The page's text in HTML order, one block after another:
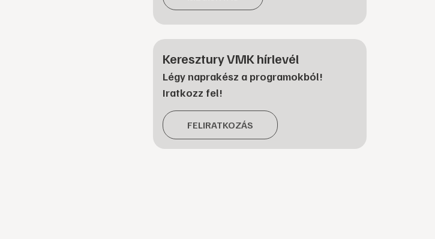
Keresztury VMK hírlevél
Légy naprakész a programokból!
Iratkozz fel!
FELIRATKOZÁS